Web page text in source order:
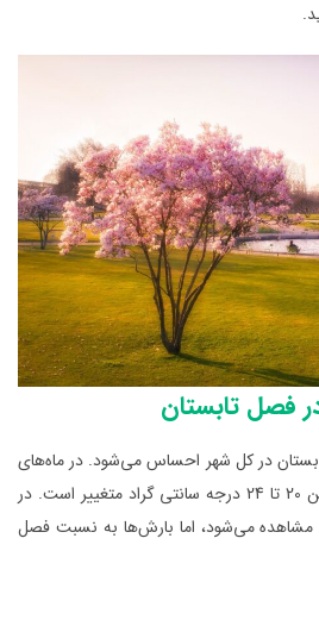
فصل تابستان
در کل شهر احساس می‌شود. در ماه‌های
آگوست و جولای دمای هوا بین 20 تا 24 درجه سانتی گراد متغییر است. در
مشاهده می‌شود، اما بارش‌ها به نسبت فصل